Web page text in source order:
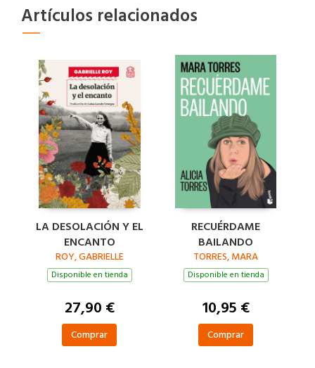
Artículos relacionados
LA DESOLACIÓN Y EL
ENCANTO
ROY, GABRIELLE
Disponible en tienda
27,90 €
Comprar
RECUÉRDAME
BAILANDO
TORRES, MARA
Disponible en tienda
10,95 €
Comprar